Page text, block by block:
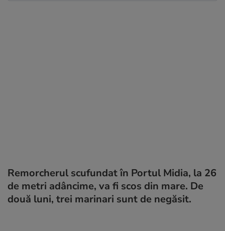
Remorcherul scufundat în Portul Midia, la 26
de metri adâncime, va fi scos din mare. De
două luni, trei marinari sunt de negăsit.